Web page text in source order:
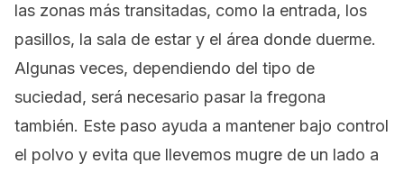
las zonas más transitadas, como la entrada, los
pasillos, la sala de estar y el área donde duerme.
Algunas veces, dependiendo del tipo de
suciedad, será necesario pasar la fregona
también. Este paso ayuda a mantener bajo control
el polvo y evita que llevemos mugre de un lado a